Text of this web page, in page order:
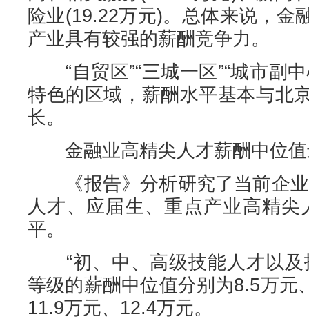
险业(19.22万元)。总体来说，金
产业具有较强的薪酬竞争力。
“自贸区”“三城一区”“城市副
特色的区域，薪酬水平基本与北
长。
金融业高精尖人才薪酬中位值
《报告》分析研究了当前企业
人才、应届生、重点产业高精尖
平。
“初、中、高级技能人才以及
等级的薪酬中位值分别为8.5万元
11.9万元、12.4万元。